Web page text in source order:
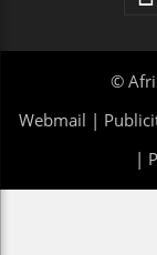
©
Webmail |
|